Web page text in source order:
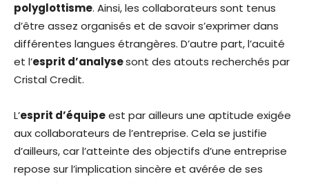
polyglottisme. Ainsi, les collaborateurs sont tenus
d’être assez organisés et de savoir s’exprimer dans
différentes langues étrangères. D’autre part, l’acuité
et l’esprit d’analysesont des atouts recherchés par
Cristal Credit.
L’esprit d’équipeest par ailleurs une aptitude exigée
aux collaborateurs de l’entreprise. Cela se justifie
d’ailleurs, car l’atteinte des objectifs d’une entreprise
repose sur l’implication sincère et avérée de ses